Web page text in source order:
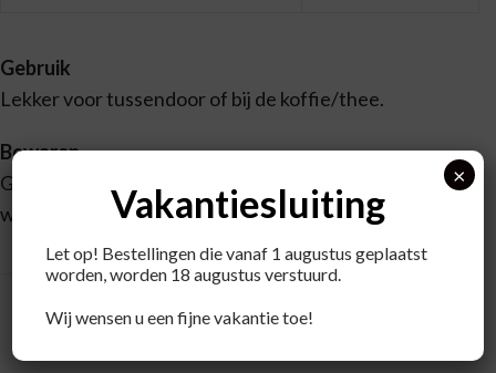
Gebruik
Lekker voor tussendoor of bij de koffie/thee.
Bewaren
Goed afgesloten bewaren en beschermen tegen
warmte en vochtigheid.Vakantiesluiting
Let op! Bestellingen die vanaf 1 augustus geplaatst
worden, worden 18 augustus verstuurd.
Wij wensen u een fijne vakantie toe!
×